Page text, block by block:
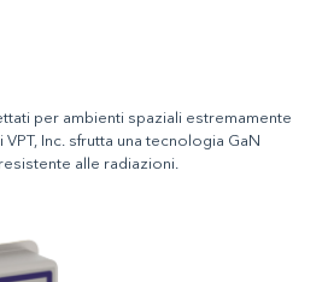
per ambienti spaziali estremamente
Inc. sfrutta una tecnologia GaN
alle radiazioni.